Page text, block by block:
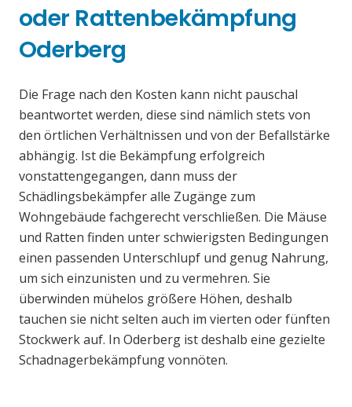
oder Rattenbekämpfung
Oderberg
Die Frage nach den Kosten kann nicht pauschal
beantwortet werden, diese sind nämlich stets von
den örtlichen Verhältnissen und von der Befallstärke
abhängig. Ist die Bekämpfung erfolgreich
vonstattengegangen, dann muss der
Schädlingsbekämpfer alle Zugänge zum
Wohngebäude fachgerecht verschließen. Die Mäuse
und Ratten finden unter schwierigsten Bedingungen
einen passenden Unterschlupf und genug Nahrung,
um sich einzunisten und zu vermehren. Sie
überwinden mühelos größere Höhen, deshalb
tauchen sie nicht selten auch im vierten oder fünften
Stockwerk auf. In Oderberg ist deshalb eine gezielte
Schadnagerbekämpfung vonnöten.